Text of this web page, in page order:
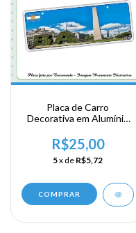
Placa de Carro
Decorativa em Alumínio
Viagem a Argentina -
Buenos Aires
R$25,00
5x de R$5,72
COMPRAR